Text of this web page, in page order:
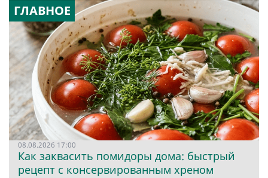
ГЛАВНОЕ
08.08.2026 17:00
Как заквасить помидоры дома: быстрый
рецепт с консервированным хреном